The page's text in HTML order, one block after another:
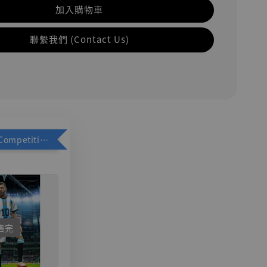
加入購物車
聯繫我們 (Contact Us)
加購優惠【Competitive Toys 梅西 [CM001]】
完